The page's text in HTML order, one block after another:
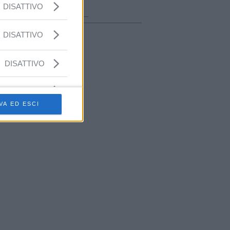
DISATTIVO
DISATTIVO
DISATTIVO
ED ESCI
ora in onda
________________